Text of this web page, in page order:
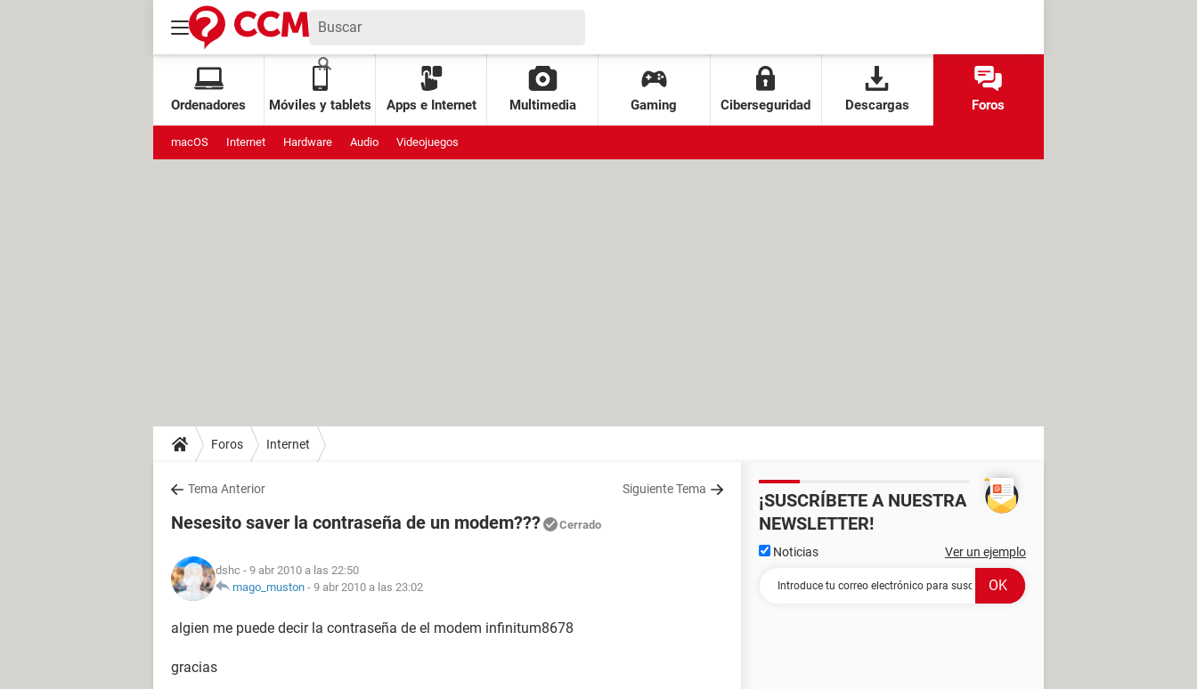
Ordenadores Móviles y tablets Apps e Internet Multimedia Gaming Ciberseguridad Descargas Foros
macOS Internet Hardware Audio Videojuegos
Foros Internet
Tema Anterior Siguiente Tema
Nesesito saver la contraseña de un modem??? Cerrado
dshc - 9 abr 2010 a las 22:50
mago_muston - 9 abr 2010 a las 23:02
algien me puede decir la contraseña de el modem infinitum8678
gracias
¡SUSCRÍBETE A NUESTRA
NEWSLETTER!
Noticias Ver un ejemplo